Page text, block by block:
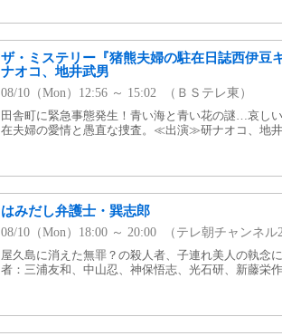
ザ・ミステリー『猪熊夫婦の駐在日誌西伊豆
ナオコ、地井武男
08/10（Mon）12:56 ～ 15:02 （ＢＳテレ東）
田舎町に緊急事態発生！青い海と青い花の謎…哀し
在夫婦の愛情と愚直な捜査。≪出演≫研ナオコ、地
はみだし弁護士・巽志郎
08/10（Mon）18:00 ～ 20:00 （テレ朝チャンネル
屋久島に消えた無罪？の殺人者、子連れ美人の執念
者：三浦友和、中山忍、神保悟志、光石研、新藤栄